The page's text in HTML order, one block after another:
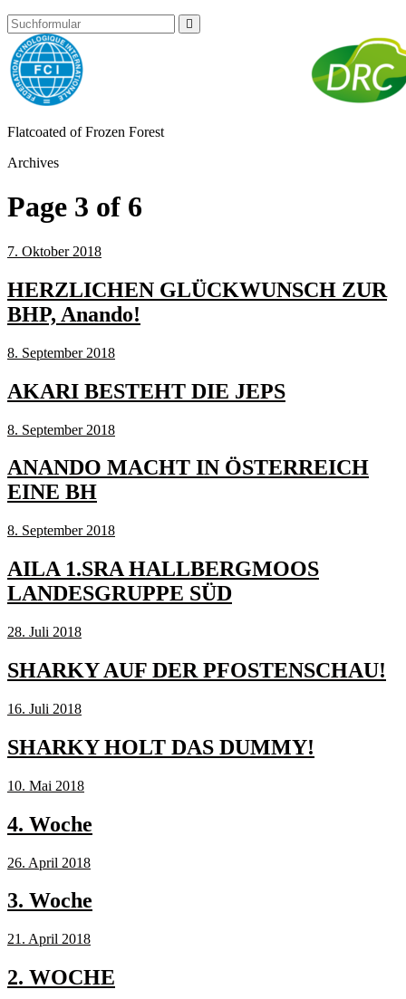
Search
Forest
Flatcoated of Frozen Forest
Archives
Page 3 of 6
7. Oktober 2018
HERZLICHEN GLÜCKWUNSCH ZUR
BHP, Anando!
8. September 2018
AKARI BESTEHT DIE JEPS
8. September 2018
ANANDO MACHT IN ÖSTERREICH
EINE BH
8. September 2018
AILA 1.SRA HALLBERGMOOS
LANDESGRUPPE SÜD
28. Juli 2018
SHARKY AUF DER PFOSTENSCHAU!
16. Juli 2018
SHARKY HOLT DAS DUMMY!
10. Mai 2018
4. Woche
26. April 2018
3. Woche
21. April 2018
2. WOCHE